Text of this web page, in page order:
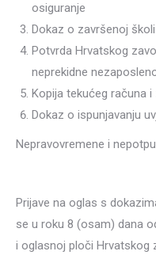
osiguranje
Dokaz o završenoj školi
Potvrda Hrvatskog
neprekidne
Kopija tekućeg računa
Dokaz o ispunjavanju
Nepravovremene i
Prijave na oglas s
se u roku 8 (osam) dana
i oglasnoj ploči Hrvatskog